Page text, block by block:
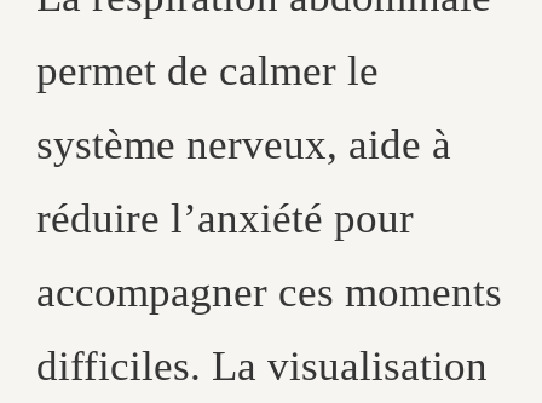
permet de calmer le
système nerveux, aide à
réduire l’anxiété pour
accompagner ces moments
difficiles. La visualisation